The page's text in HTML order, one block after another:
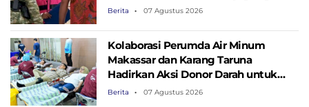
Berita 07 Agustus 2026
Kolaborasi Perumda Air Minum
Makassar dan Karang Taruna
Hadirkan Aksi Donor Darah untuk
Kemanusiaan
Berita 07 Agustus 2026